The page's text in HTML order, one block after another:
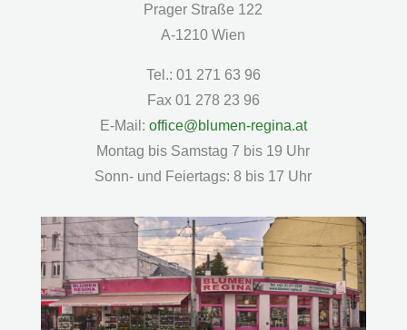
Prager Straße 122
A-1210 Wien
Tel.: 01 271 63 96
Fax 01 278 23 96
E-Mail: office@blumen-regina.at
Montag bis Samstag 7 bis 19 Uhr
Sonn- und Feiertags: 8 bis 17 Uhr